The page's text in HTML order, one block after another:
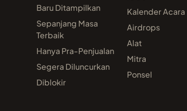
Baru Ditampilkan
Sepanjang Masa
Terbaik
Hanya Pra-Penjualan
Segera Diluncurkan
Diblokir
Kalender Acara
Airdrops
Alat
Mitra
Ponsel